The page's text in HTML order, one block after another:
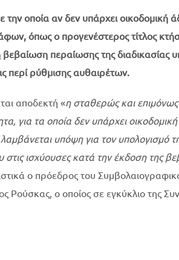
οποία αν δεν υπάρχει οικοδομική
όπως ο προγενέστερος τίτλος
περαίωσης της διαδικασίας
περί ρύθμισης αυθαιρέτων.
αποδεκτή «η σταθερώς και
για τα οποία δεν υπάρχει οικοδομική
λαμβάνεται υπόψη για τον υπολογισμό
ισχύουσες κατά την έκδοση της
ο πρόεδρος του
Ρούσκας, ο οποίος σε εγκύκλιο της